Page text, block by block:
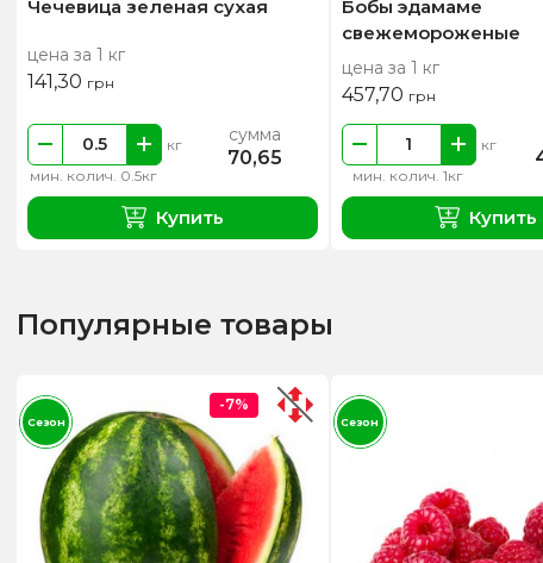
Чечевица зеленая сухая
цена за 1 кг
141,30 грн
мин. колич. 0.5кг
кг сумма
70,65
Купить
Бобы эдамаме
свежемороженые
цена за 1 кг
457,70 грн
мин. колич. 1кг
кг
Купить
Популярные товары
-7%
Сезон Сезон